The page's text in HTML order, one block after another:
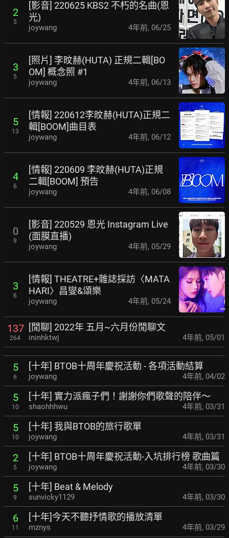
2
5
[影音] 220625 KBS2 不朽的名曲(恩
光)
joywang 4年前, 06/25
3
5
[照片] 李旼赫(HUTA) 正規二輯[BO
OM] 概念照 #1
joywang 4年前, 06/13
5
13
[情報] 220612李旼赫(HUTA)正規二
輯[BOOM]曲目表
joywang 4年前, 06/12
4
6
[情報] 220609 李旼赫(HUTA)正規
二輯[BOOM] 預告
joywang 4年前, 06/08
0
9
[影音] 220529 恩光 Instagram Live
(面膜直播)
joywang 4年前, 05/29
3
6
[情報] THEATRE+雜誌採訪〈MATA
HARI〉昌燮&頌樂
joywang 4年前, 05/24
137
264
[閒聊] 2022年 五月~六月份閒聊文
ininhktwj 4年前, 05/01
5
6
[十年] BTOB十周年慶祝活動 - 各項活動結算
joywang 4年前, 04/02
5
10
[十年] 實力派瘋子們！謝謝你們歌聲的陪伴～
shaohhhwu 4年前, 03/31
5
10
[十年] 我與BTOB的旅行歌單
joywang 4年前, 03/31
2
5
[十年] BTOB十周年慶祝活動-入坑排行榜 歌曲篇
joywang 4年前, 03/30
5
9
[十年] Beat & Melody
sunvicky1129 4年前, 03/30
6
11
[十年]今天不聽抒情歌的播放清單
mznys 4年前, 03/29